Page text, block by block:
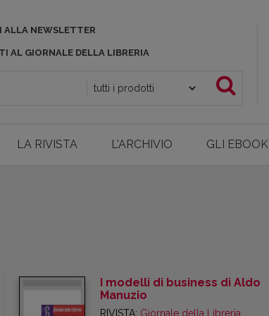
ALLA NEWSLETTER
AL GIORNALE DELLA LIBRERIA
LA RIVISTA L'ARCHIVIO GLI EBOOK
I modelli di business di Aldo
Manuzio
RIVISTA: Giornale della Libreria